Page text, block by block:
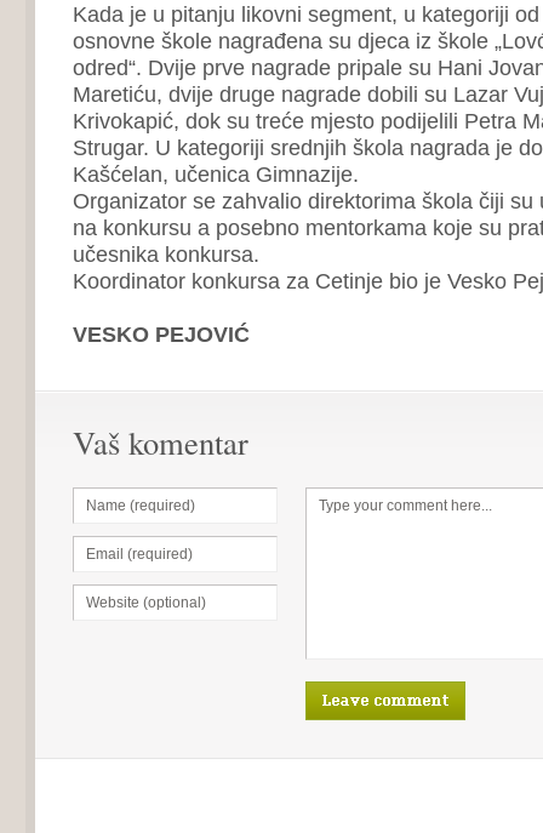
Kada je u pitanju likovni segment, u kategoriji
osnovne škole nagrađena su djeca iz škole
odred“. Dvije prve nagrade pripale su Hani
Maretiću, dvije druge nagrade dobili su Lazar
Krivokapić, dok su treće mjesto podijelili Petra
Strugar. U kategoriji srednjih škola nagrada je
Kašćelan, učenica Gimnazije.
Organizator se zahvalio direktorima škola čiji su
na konkursu a posebno mentorkama koje su
učesnika konkursa.
Koordinator konkursa za Cetinje bio je Vesko
VESKO PEJOVIĆ
Vaš komentar